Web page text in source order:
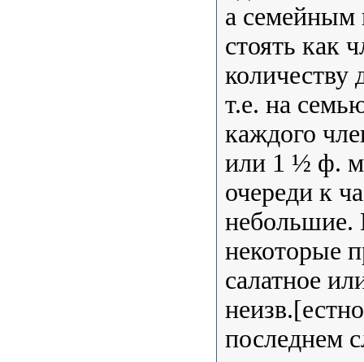
а семейным
стоять как
количеству
т.е. на
каждого
или 1 ½ ф.
очереди к
небольшие.
некоторые
салатное
последнем